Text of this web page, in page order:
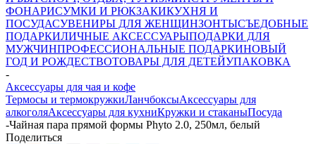
ФОНАРИСУМКИ И РЮКЗАКИКУХНЯ И
ПОСУДАСУВЕНИРЫ ДЛЯ ЖЕНЩИНЗОНТЫСЪЕДОБНЫЕ
ПОДАРКИЛИЧНЫЕ АКСЕССУАРЫПОДАРКИ ДЛЯ
МУЖЧИНПРОФЕССИОНАЛЬНЫЕ ПОДАРКИНОВЫЙ
ГОД И РОЖДЕСТВОТОВАРЫ ДЛЯ ДЕТЕЙУПАКОВКА
-
Аксессуары для чая и кофе
Термосы и термокружкиЛанчбоксыАксессуары для
алкоголяАксессуары для кухниКружки и стаканыПосуда
-Чайная пара прямой формы Phyto 2.0, 250мл, белый
Поделиться